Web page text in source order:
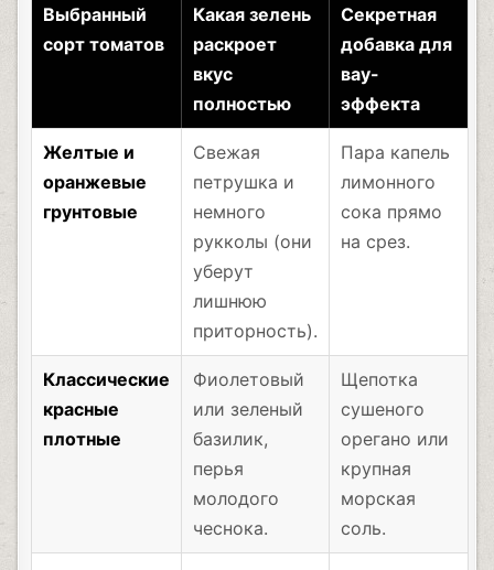
Выбранный
сорт томатов
Какая зелень
раскроет
вкус
полностью
Секретная
добавка для
вау-
эффекта
Желтые и
оранжевые
грунтовые
Свежая
петрушка и
немного
рукколы (они
уберут
лишнюю
приторность).
Пара капель
лимонного
сока прямо
на срез.
Классические
красные
плотные
Фиолетовый
или зеленый
базилик,
перья
молодого
чеснока.
Щепотка
сушеного
орегано или
крупная
морская
соль.